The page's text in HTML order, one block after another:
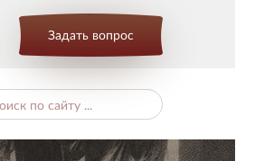
Задать вопрос